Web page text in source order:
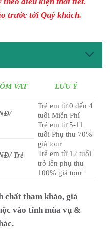
trước tới Quý khách.
VAT LƯU Ý
Trẻ em từ 0 đến 4
tuổi Miễn Phí
Trẻ em từ 5-11
tuổi Phụ thu 70%
giá tour
Trẻ em từ 12 tuổi
trở lên phụ thu
100% giá tour
Trẻ
chất tham khảo, giá
vào tính mùa vụ &